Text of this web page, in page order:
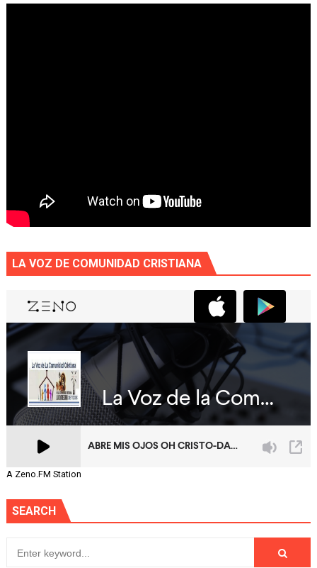
LA VOZ DE COMUNIDAD CRISTIANA
A Zeno.FM Station
SEARCH